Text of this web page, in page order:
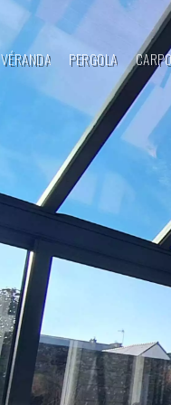
VÉRANDA PERGOLA